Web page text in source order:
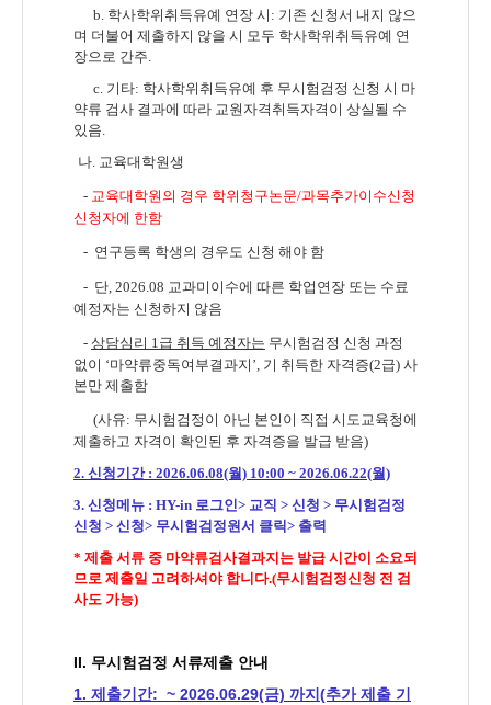
b. 학사학위취득유예 연장 시: 기존 신청서 내지 않으
며 더불어 제출하지 않을 시 모두 학사학위취득유예 연
장으로 간주.
c. 기타: 학사학위취득유예 후 무시험검정 신청 시 마
약류 검사 결과에 따라 교원자격취득자격이 상실될 수
있음.
나. 교육대학원생
- 교육대학원의 경우 학위청구논문/과목추가이수신청
신청자에 한함
- 연구등록 학생의 경우도 신청 해야 함
- 단, 2026.08 교과미이수에 따른 학업연장 또는 수료
예정자는 신청하지 않음
- 상담심리 1급 취득 예정자는 무시험검정 신청 과정
없이 ‘마약류중독여부결과지 ’, 기 취득한 자격증(2급) 사
본만 제출함
(사유: 무시험검정이 아닌 본인이 직접 시도교육청에
제출하고 자격이 확인된 후 자격증을 발급 받음)
2. 신청기간 : 2026.06.08(월) 10:00 ~ 2026.06.22(월)
3. 신청메뉴 : HY-in 로그인> 교직 > 신청 > 무시험검정
신청 > 신청> 무시험검정원서 클릭> 출력
* 제출 서류 중 마약류검사결과지는 발급 시간이 소요되
므로 제출일 고려하셔야 합니다.(무시험검정신청 전 검
사도 가능)
II. 무시험검정 서류제출 안내
1. 제출기간: ~ 2026.06.29(금) 까지(추가 제출 기